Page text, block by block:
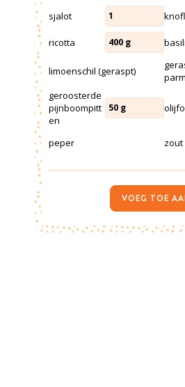
sjalot 1
ricotta 400 g
limoenschil (geraspt)
geroosterde
pijnboompitt
en
50 g
peper zout
VOEG TOE